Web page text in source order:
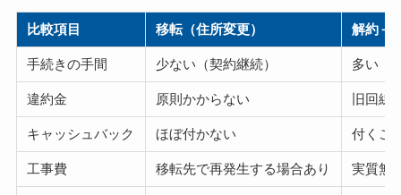
比較項目 移転（住所変更） 解約＋
手続きの手間 少ない（契約継続） 多い（
違約金 原則かからない 旧回線
キャッシュバック ほぼ付かない 付くこ
工事費 移転先で再発生する場合あり 実質無